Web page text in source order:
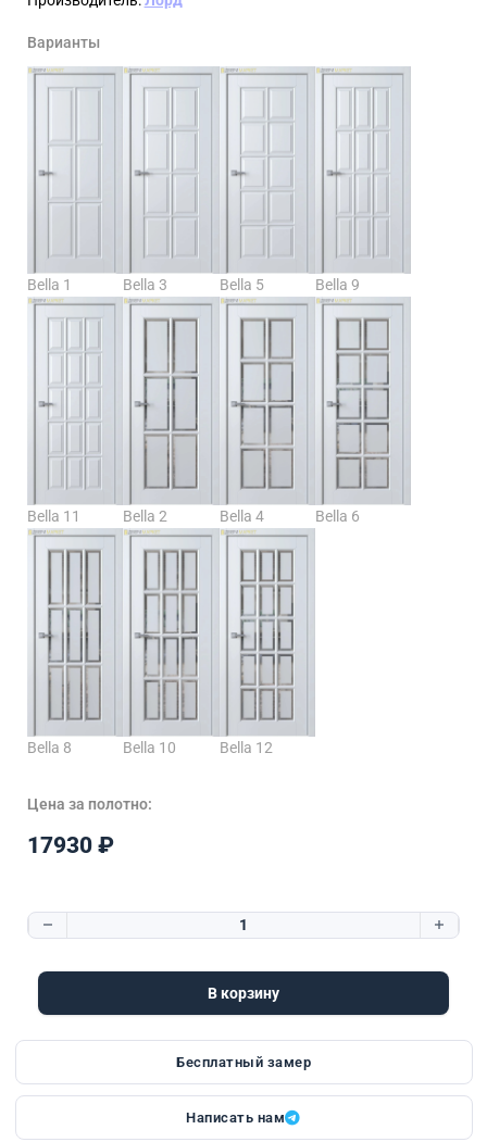
Варианты
Bella 1 Bella 3 Bella 5 Bella 9
Bella 11 Bella 2 Bella 4 Bella 6
Bella 8 Bella 10 Bella 12
Цена за полотно:
17930 ₽
Количество товара Bella 7
В корзину
Бесплатный замер
Написать нам